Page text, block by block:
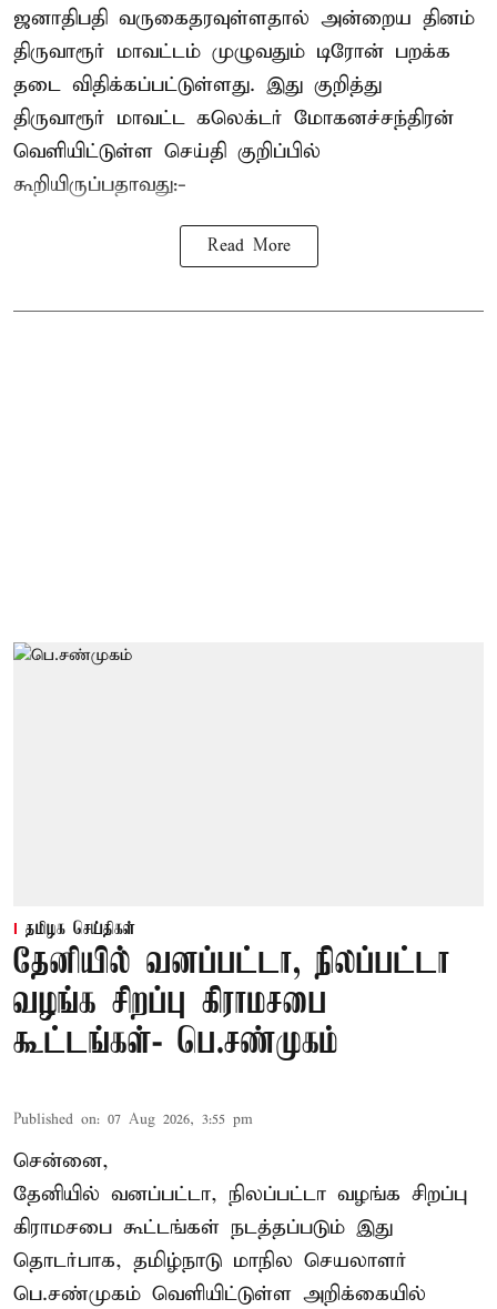
ஜனாதிபதி வருகைதரவுள்ளதால் அன்றைய தினம்
திருவாரூர் மாவட்டம் முழுவதும் டிரோன் பறக்க
தடை விதிக்கப்பட்டுள்ளது. இது குறித்து
திருவாரூர் மாவட்ட கலெக்டர் மோகனச்சந்திரன்
வெளியிட்டுள்ள செய்தி குறிப்பில்
கூறியிருப்பதாவது:-
Read More
தமிழக செய்திகள்
தேனியில் வனப்பட்டா, நிலப்பட்டா
வழங்க சிறப்பு கிராமசபை
கூட்டங்கள்- பெ.சண்முகம்
Published on: 07 Aug 2026, 3:55 pm
சென்னை,
தேனியில் வனப்பட்டா, நிலப்பட்டா வழங்க சிறப்பு
கிராமசபை கூட்டங்கள் நடத்தப்படும் இது
தொடர்பாக, தமிழ்நாடு மாநில செயலாளர்
பெ.சண்முகம் வெளியிட்டுள்ள அறிக்கையில்